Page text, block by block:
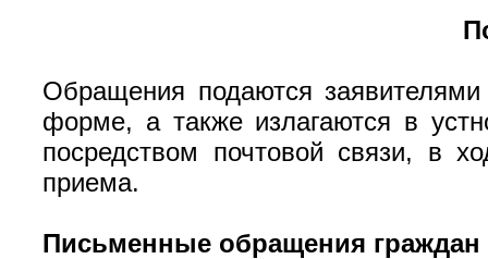
Обращения подаются
форме, а также излагаются в
посредством почтовой связи, в
приема.
Письменные обращения